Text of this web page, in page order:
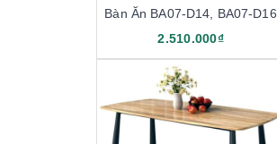
Bàn Ăn BA07-D14, BA07-D16
2.510.000₫